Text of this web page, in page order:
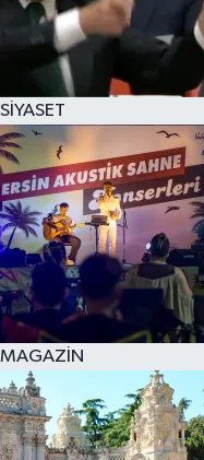
SİYASET
MAGAZİN